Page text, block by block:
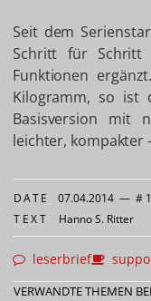
Seit dem
Schritt für Schritt
Funktionen
Kilogramm, so ist
Basisversion mit
leichter, kompakter
DATE 07.04.2014 — #
TEXT Hanno S. Ritter
leserbrief
VERWANDTE THEMEN